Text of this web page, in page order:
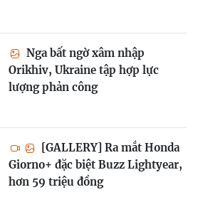
Nga bất ngờ xâm nhập
Orikhiv, Ukraine tập hợp lực
lượng phản công
[GALLERY] Ra mắt Honda
Giorno+ đặc biệt Buzz Lightyear,
hơn 59 triệu đồng